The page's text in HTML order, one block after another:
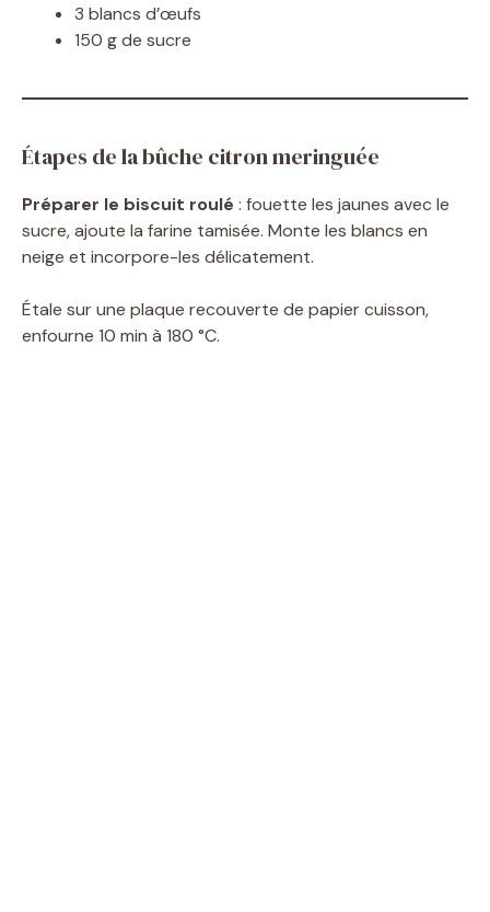
3 blancs d’œufs
150 g de sucre
Étapes de la bûche citron meringuée
Préparer le biscuit roulé : fouette les jaunes avec le
sucre, ajoute la farine tamisée. Monte les blancs en
neige et incorpore-les délicatement.
Étale sur une plaque recouverte de papier cuisson,
enfourne 10 min à 180 °C.